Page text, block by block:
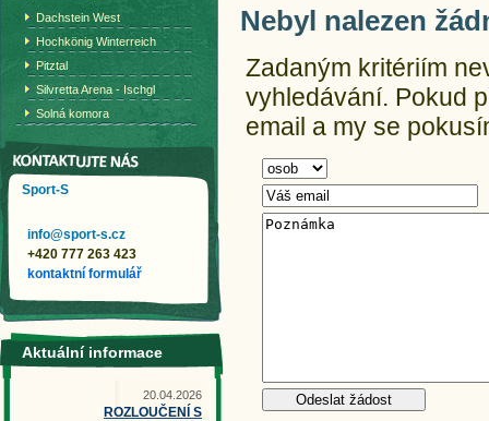
Nebyl nalezen
Zadaným kritériím
vyhledávání. Pokud
email a my se
Dachstein West
Hochkönig Winterreich
Pitztal
Silvretta Arena - Ischgl
Solná komora
Sport-S
info@sport-s.cz
+420 777 263 423
kontaktní formulář
Aktuální informace
20.04.2026
ROZLOUČENÍ S